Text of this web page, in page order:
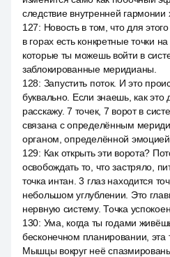
следствие внутренней гармонии
127: Новость в том, что для
в горах есть конкретные точки
которые ты можешь войти в
заблокированные меридианы.
128: Запустить поток. И это
буквально. Если знаешь, как
расскажу. 7 точек, 7 ворот в
связана с определённым
органом, определённой
129: Как открыть эти ворота?
освобождать то, что застряло,
точка интан. 3 глаз находится
небольшом углублении. Это
нервную систему. Точка
130: Ума, когда ты годами
бесконечном планировании, эта
Мышцы вокруг неё